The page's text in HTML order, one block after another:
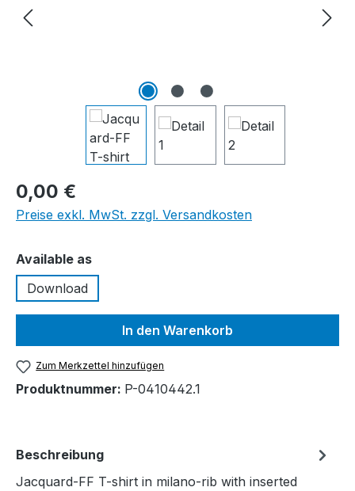
0,00 €
Preise exkl. MwSt. zzgl. Versandkosten
Available asauswählen
Download
In den Warenkorb
Zum Merkzettel hinzufügen
Produktnummer: P-0410442.1
Beschreibung
Jacquard-FF T-shirt in milano-rib with inserted